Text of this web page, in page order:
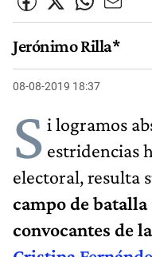
Jerónimo Rilla*
08-08-2019 18:37
S i logramos
estridencias
electoral, resulta
campo de batalla
convocantes de